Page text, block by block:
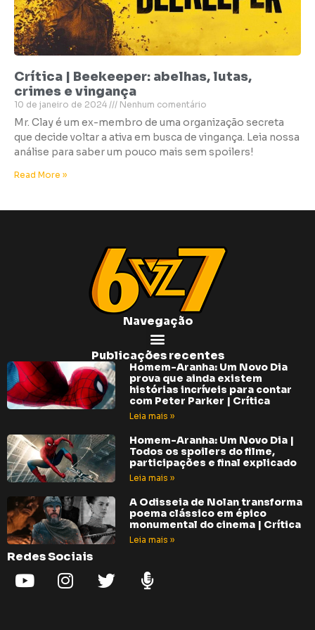
Crítica | Beekeeper: abelhas, lutas,
crimes e vingança
10 de janeiro de 2024 Nenhum comentário
Mr. Clay é um ex-membro de uma organização secreta
que decide voltar a ativa em busca de vingança. Leia nossa
análise para saber um pouco mais sem spoilers!
Read More »
Navegação
Publicações recentes
Homem-Aranha: Um Novo Dia
prova que ainda existem
histórias incríveis para contar
com Peter Parker | Crítica
Leia mais »
Homem-Aranha: Um Novo Dia |
Todos os spoilers do filme,
participações e final explicado
Leia mais »
A Odisseia de Nolan transforma
poema clássico em épico
monumental do cinema | Crítica
Leia mais »
Redes Sociais